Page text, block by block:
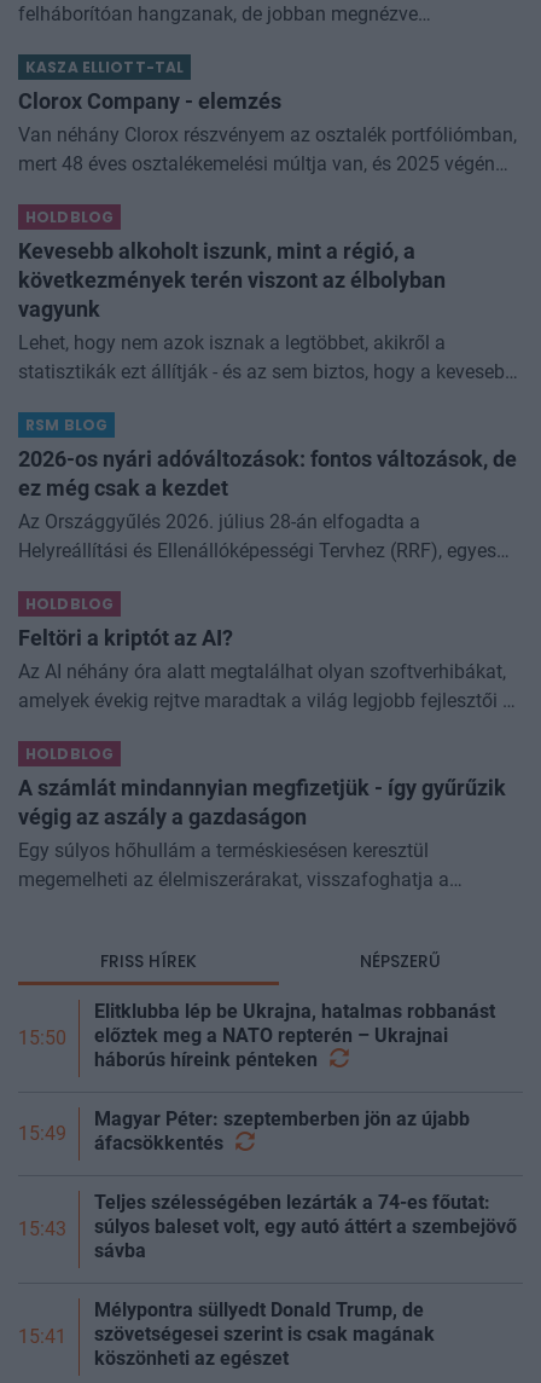
felháborítóan hangzanak, de jobban megnézve
némi kellemetlenséggel is járnak. Az
KASZA ELLIOTT-TAL
Clorox Company - elemzés
Van néhány Clorox részvényem az osztalék portfóliómban,
mert 48 éves osztalékemelési múltja van, és 2025 végén
dividend king-et. Azt
HOLDBLOG
Kevesebb alkoholt iszunk, mint a régió, a
következmények terén viszont az élbolyban
vagyunk
Lehet, hogy nem azok isznak a legtöbbet, akikről a
statisztikák ezt állítják - és az sem biztos, hogy a kevesebb
Kevesebb alkoholt iszunk
RSM BLOG
2026-os nyári adóváltozások: fontos változások, de
ez még csak a kezdet
Az Országgyűlés 2026. július 28-án elfogadta a
Helyreállítási és Ellenállóképességi Tervhez (RRF), egyes
kapcsolódó adóintézkedésekről, v
HOLDBLOG
Feltöri a kriptót az AI?
Az AI néhány óra alatt megtalálhat olyan szoftverhibákat,
amelyek évekig rejtve maradtak a világ legjobb fejlesztői és
különösen nagy...
HOLDBLOG
A számlát mindannyian megfizetjük - így gyűrűzik
végig az aszály a gazdaságon
Egy súlyos hőhullám a terméskiesésen keresztül
megemelheti az élelmiszerárakat, visszafoghatja a
FRISS HÍREK NÉPSZERŰ
15:50
Elitklubba lép be Ukrajna, hatalmas robbanást
előztek meg a NATO repterén – Ukrajnai
háborús híreink pénteken
15:49
Magyar Péter: szeptemberben jön az újabb
áfacsökkentés
15:43
Teljes szélességében lezárták a 74-es főutat:
súlyos baleset volt, egy autó áttért a szembejövő
sávba
15:41
Mélypontra süllyedt Donald Trump, de
szövetségesei szerint is csak magának
köszönheti az egészet